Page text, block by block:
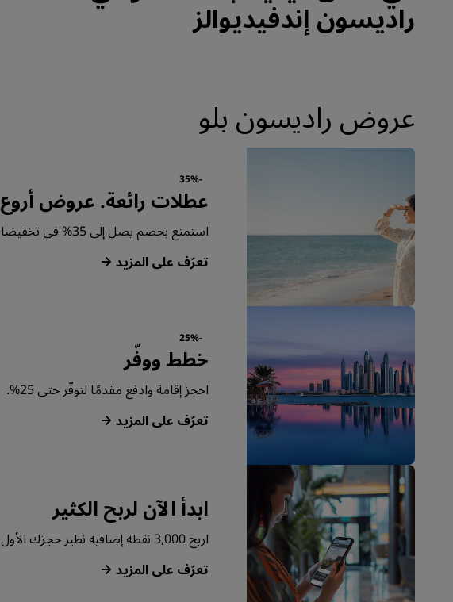
راديسون إندفيديوالز
عروض راديسون بلو
-35%
عطلات رائعة. عروض أروع
استمتع بخصم يصل إلى 35% في تخفيضات الأعضاء لفترة محدودة!
‏‫تعرّف على المزيد‬
-25%
خطط ووفّر
احجز إقامة وادفع مقدمًا لتوفّر حتى 25%.
‏‫تعرّف على المزيد‬
ابدأ الآن لربح الكثير
اربح 3,000 نقطة إضافية نظير حجزك الأول من خلال تطبيقنا.
‏‫تعرّف على المزيد‬